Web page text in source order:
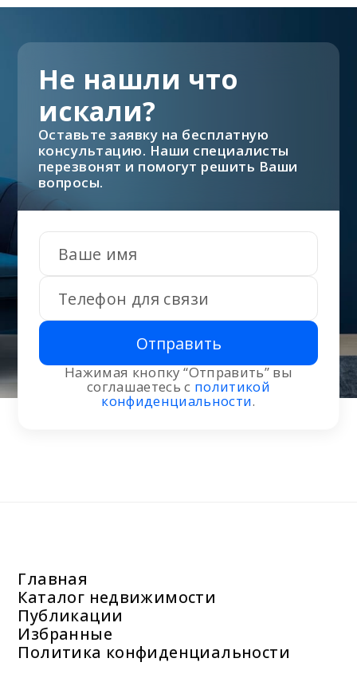
Отправить
Нажимая кнопку “Отправить” вы
соглашаетесь с политикой
конфиденциальности.
Не нашли что
искали?
Оставьте заявку на бесплатную
консультацию. Наши специалисты
перезвонят и помогут решить Ваши
вопросы.
Главная
Каталог недвижимости
Публикации
Избранные
Политика конфиденциальности